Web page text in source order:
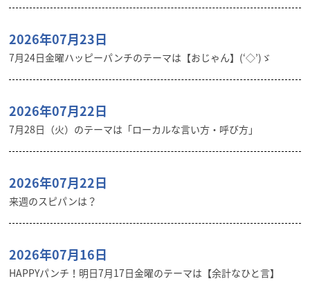
2026年07月23日
7月24日金曜ハッピーパンチのテーマは【おじゃん】(‘◇’)ゞ
2026年07月22日
7月28日（火）のテーマは「ローカルな言い方・呼び方」
2026年07月22日
来週のスピパンは？
2026年07月16日
HAPPYパンチ！明日7月17日金曜のテーマは【余計なひと言】